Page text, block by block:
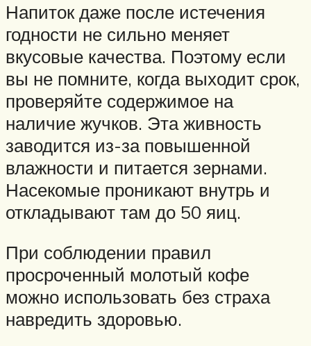
Напиток даже после истечения
годности не сильно меняет
вкусовые качества. Поэтому если
вы не помните, когда выходит срок,
проверяйте содержимое на
наличие жучков. Эта живность
заводится из-за повышенной
влажности и питается зернами.
Насекомые проникают внутрь и
откладывают там до 50 яиц.
При соблюдении правил
просроченный молотый кофе
можно использовать без страха
навредить здоровью.